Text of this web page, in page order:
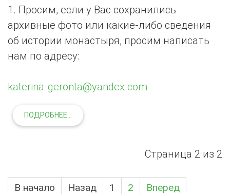
1.​ Просим, если у Вас сохранились
архивные фото или какие-либо сведения
об истории монастыря, просим написать
нам по адресу:
katerina-geronta@yandex.com
ПОДРОБНЕЕ...
Страница 2 из 2
В начало Назад 1 2
Вперед